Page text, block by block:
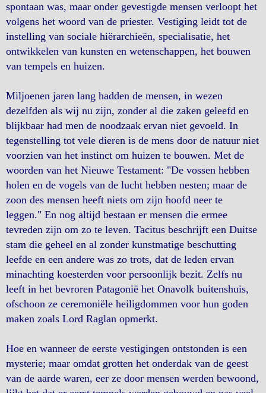
spontaan was, maar onder gevestigde mensen verloopt het
volgens het woord van de priester. Vestiging leidt tot de
instelling van sociale hiërarchieën, specialisatie, het
ontwikkelen van kunsten en wetenschappen, het bouwen
van tempels en huizen.
Miljoenen jaren lang hadden de mensen, in wezen
dezelfden als wij nu zijn, zonder al die zaken geleefd en
blijkbaar had men de noodzaak ervan niet gevoeld. In
tegenstelling tot vele dieren is de mens door de natuur niet
voorzien van het instinct om huizen te bouwen. Met de
woorden van het Nieuwe Testament: "De vossen hebben
holen en de vogels van de lucht hebben nesten; maar de
zoon des mensen heeft niets om zijn hoofd neer te
leggen." En nog altijd bestaan er mensen die ermee
tevreden zijn om zo te leven. Tacitus beschrijft een Duitse
stam die geheel en al zonder kunstmatige beschutting
leefde en een andere was zo trots, dat de leden ervan
minachting koesterden voor persoonlijk bezit. Zelfs nu
leeft in het bevroren Patagonië het Onavolk buitenshuis,
ofschoon ze ceremoniële heiligdommen voor hun goden
maken zoals Lord Raglan opmerkt.
Hoe en wanneer de eerste vestigingen ontstonden is een
mysterie; maar omdat grotten het onderdak van de geest
van de aarde waren, eer ze door mensen werden bewoond,